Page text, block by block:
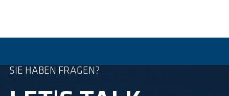
SIE HABEN FRAGEN?